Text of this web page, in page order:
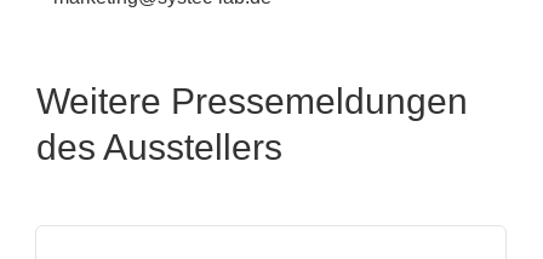
Weitere Pressemeldungen
des Ausstellers